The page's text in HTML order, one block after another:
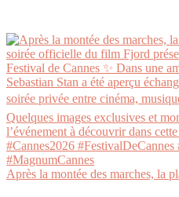
Après la montée des marches, la